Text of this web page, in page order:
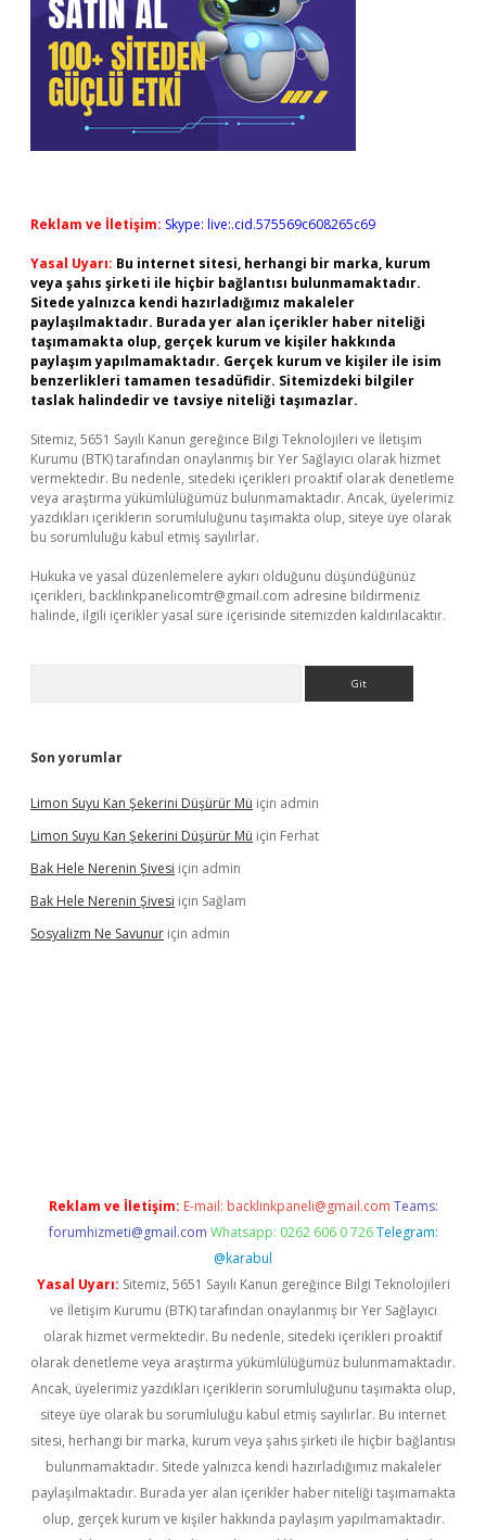
Reklam ve İletişim: Skype: live:.cid.575569c608265c69
Yasal Uyarı: Bu internet sitesi, herhangi bir marka, kurum
veya şahıs şirketi ile hiçbir bağlantısı bulunmamaktadır.
Sitede yalnızca kendi hazırladığımız makaleler
paylaşılmaktadır. Burada yer alan içerikler haber niteliği
taşımamakta olup, gerçek kurum ve kişiler hakkında
paylaşım yapılmamaktadır. Gerçek kurum ve kişiler ile isim
benzerlikleri tamamen tesadüfidir. Sitemizdeki bilgiler
taslak halindedir ve tavsiye niteliği taşımazlar.
Sitemiz, 5651 Sayılı Kanun gereğince Bilgi Teknolojileri ve İletişim
Kurumu (BTK) tarafından onaylanmış bir Yer Sağlayıcı olarak hizmet
vermektedir. Bu nedenle, sitedeki içerikleri proaktif olarak denetleme
veya araştırma yükümlülüğümüz bulunmamaktadır. Ancak, üyelerimiz
yazdıkları içeriklerin sorumluluğunu taşımakta olup, siteye üye olarak
bu sorumluluğu kabul etmiş sayılırlar.
Hukuka ve yasal düzenlemelere aykırı olduğunu düşündüğünüz
içerikleri, backlinkpanelicomtr@gmail.com adresine bildirmeniz
halinde, ilgili içerikler yasal süre içerisinde sitemizden kaldırılacaktır.
Son yorumlar
Limon Suyu Kan Şekerini Düşürür Mü için admin
Limon Suyu Kan Şekerini Düşürür Mü için Ferhat
Bak Hele Nerenin Şivesi için admin
Bak Hele Nerenin Şivesi için Sağlam
Sosyalizm Ne Savunur için admin
Reklam ve İletişim: E-mail: backlinkpaneli@gmail.com Teams:
forumhizmeti@gmail.com Whatsapp: 0262 606 0 726 Telegram:
@karabul
Yasal Uyarı: Sitemiz, 5651 Sayılı Kanun gereğince Bilgi Teknolojileri
ve İletişim Kurumu (BTK) tarafından onaylanmış bir Yer Sağlayıcı
olarak hizmet vermektedir. Bu nedenle, sitedeki içerikleri proaktif
olarak denetleme veya araştırma yükümlülüğümüz bulunmamaktadır.
Ancak, üyelerimiz yazdıkları içeriklerin sorumluluğunu taşımakta olup,
siteye üye olarak bu sorumluluğu kabul etmiş sayılırlar. Bu internet
sitesi, herhangi bir marka, kurum veya şahıs şirketi ile hiçbir bağlantısı
bulunmamaktadır. Sitede yalnızca kendi hazırladığımız makaleler
paylaşılmaktadır. Burada yer alan içerikler haber niteliği taşımamakta
olup, gerçek kurum ve kişiler hakkında paylaşım yapılmamaktadır.